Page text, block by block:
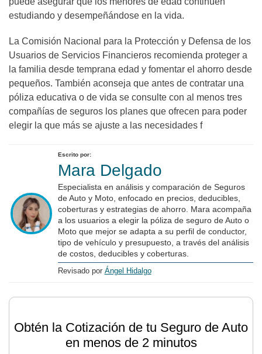
estudiando y desempeñándose en la vida.
La Comisión Nacional para la Protección y Defensa de los
Usuarios de Servicios Financieros recomienda proteger a
la familia desde temprana edad y fomentar el ahorro desde
pequeños. También aconseja que antes de contratar una
póliza educativa o de vida se consulte con al menos tres
compañías de seguros los planes que ofrecen para poder
elegir la que más se ajuste a las necesidades f
Escrito por:
Mara Delgado
Especialista en análisis y comparación de Seguros
de Auto y Moto, enfocado en precios, deducibles,
coberturas y estrategias de ahorro. Mara acompaña
a los usuarios a elegir la póliza de seguro de Auto o
Moto que mejor se adapta a su perfil de conductor,
tipo de vehículo y presupuesto, a través del análisis
de costos, deducibles y coberturas.
Revisado por Ángel Hidalgo
Obtén la Cotización de tu Seguro de Auto
en menos de 2 minutos